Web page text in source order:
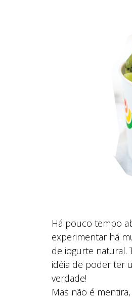
Há pouco tempo
experimentar há
de iogurte natural.
idéia de poder ter
verdade!
Mas não é